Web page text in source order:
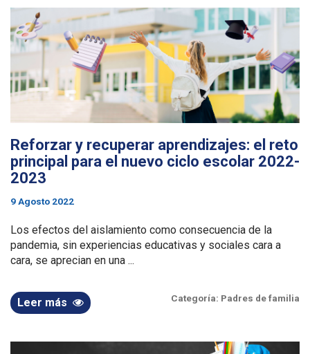
Reforzar y recuperar aprendizajes: el reto
principal para el nuevo ciclo escolar 2022-
2023
9 Agosto 2022
Los efectos del aislamiento como consecuencia de la
pandemia, sin experiencias educativas y sociales cara a
cara, se aprecian en una ...
Leer más Categoría: Padres de familia